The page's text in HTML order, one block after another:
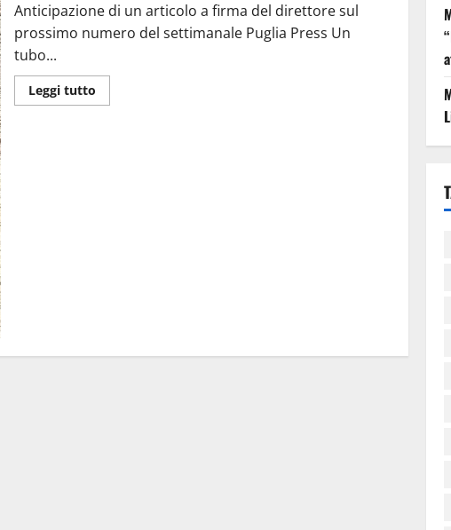
Anticipazione di un articolo a firma del direttore sul
prossimo numero del settimanale Puglia Press Un
tubo...
Leggi tutto